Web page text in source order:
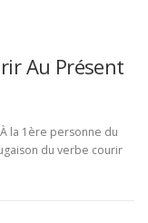
Au Présent
la 1ère personne du
du verbe courir